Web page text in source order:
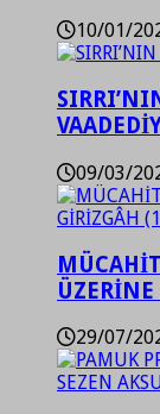
10/01/
09/03/
29/07/